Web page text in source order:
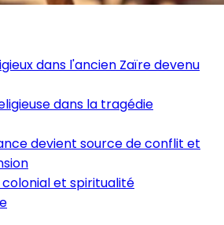
dans l'ancien Zaïre devenu
dans la tragédie
devient source de conflit et
et spiritualité